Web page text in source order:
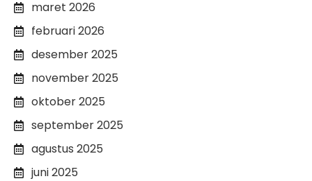
maret 2026
februari 2026
desember 2025
november 2025
oktober 2025
september 2025
agustus 2025
juni 2025